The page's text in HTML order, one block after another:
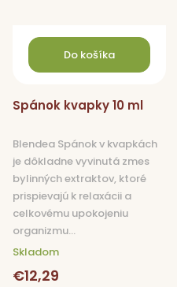
Do košíka
€12,29
Skladom
Spánok kvapky 10 ml
Blendea Spánok v kvapkách
je dôkladne vyvinutá zmes
bylinných extraktov, ktoré
prispievajú k relaxácii a
celkovému upokojeniu
organizmu...